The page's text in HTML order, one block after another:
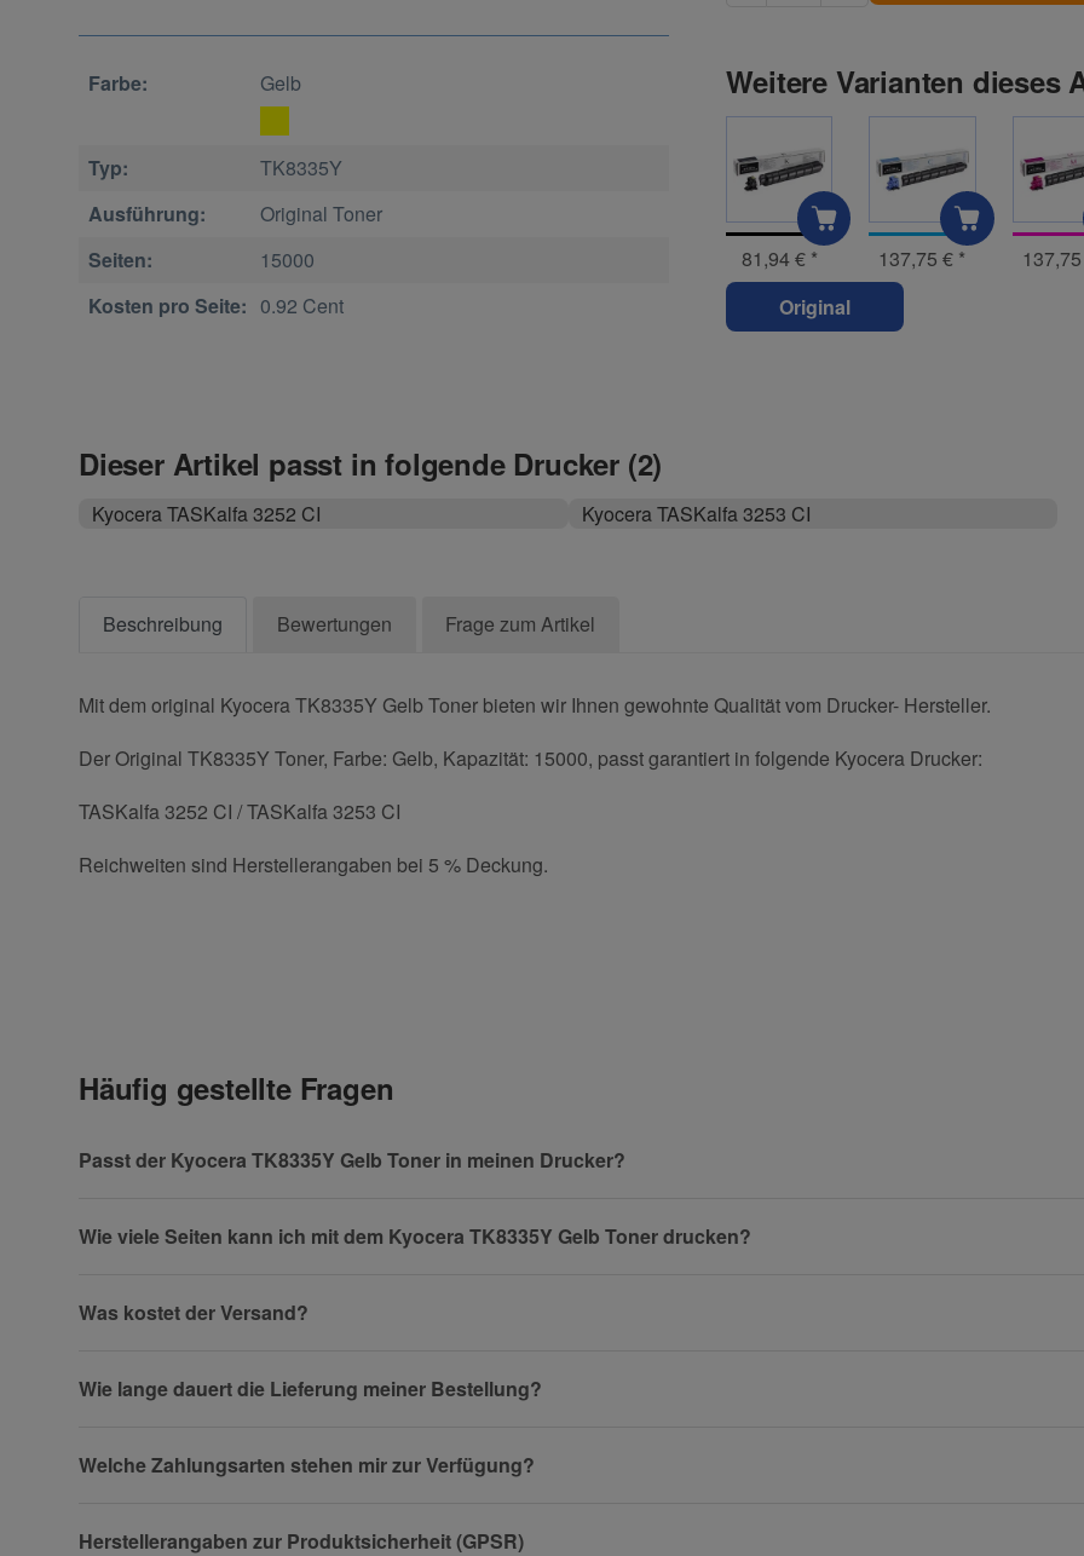
Farbe: Gelb
Typ:
TK8335Y
Ausführung:
Original Toner
Seiten:
15000
Kosten pro Seite: 0.92 Cent
Weitere Varianten dieses
81,94 € * 137,75 € *
Original
Dieser Artikel passt in folgende Drucker (2)
Kyocera TASKalfa 3252 CI Kyocera TASKalfa 3253 CI
Beschreibung Bewertungen Frage zum Artikel
Mit dem original Kyocera TK8335Y Gelb Toner bieten wir Ihnen gewohnte Qualität vom Drucker- Hersteller.
Der Original TK8335Y Toner, Farbe: Gelb, Kapazität: 15000, passt garantiert in folgende Kyocera Drucker:
TASKalfa 3252 CI / TASKalfa 3253 CI
Reichweiten sind Herstellerangaben bei 5 % Deckung.
Telefon
Häufig gestellte Fragen
Passt der Kyocera TK8335Y Gelb Toner in meinen Drucker?
Wie viele Seiten kann ich mit dem Kyocera TK8335Y Gelb Toner drucken?
Was kostet der Versand?
Wie lange dauert die Lieferung meiner Bestellung?
Welche Zahlungsarten stehen mir zur Verfügung?
Herstellerangaben zur Produktsicherheit (GPSR)